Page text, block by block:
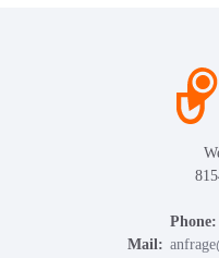
Phone:
Mail: